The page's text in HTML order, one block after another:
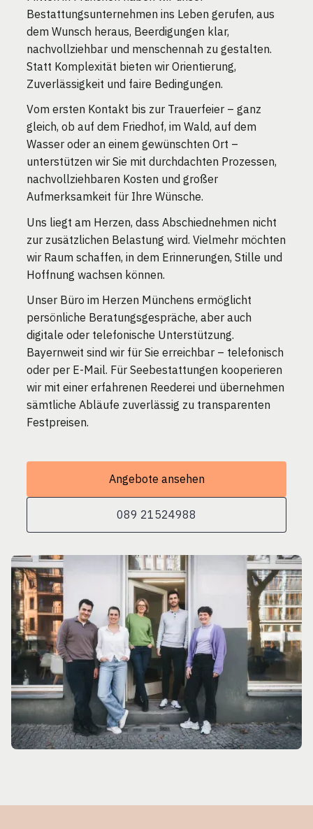
Bestattungsunternehmen ins Leben gerufen, aus
dem Wunsch heraus, Beerdigungen klar,
nachvollziehbar und menschennah zu gestalten.
Statt Komplexität bieten wir Orientierung,
Zuverlässigkeit und faire Bedingungen.
Vom ersten Kontakt bis zur Trauerfeier – ganz
gleich, ob auf dem Friedhof, im Wald, auf dem
Wasser oder an einem gewünschten Ort –
unterstützen wir Sie mit durchdachten Prozessen,
nachvollziehbaren Kosten und großer
Aufmerksamkeit für Ihre Wünsche.
Uns liegt am Herzen, dass Abschiednehmen nicht
zur zusätzlichen Belastung wird. Vielmehr möchten
wir Raum schaffen, in dem Erinnerungen, Stille und
Hoffnung wachsen können.
Unser Büro im Herzen Münchens ermöglicht
persönliche Beratungsgespräche, aber auch
digitale oder telefonische Unterstützung.
Bayernweit sind wir für Sie erreichbar – telefonisch
oder per E-Mail. Für Seebestattungen kooperieren
wir mit einer erfahrenen Reederei und übernehmen
sämtliche Abläufe zuverlässig zu transparenten
Festpreisen.
Angebote ansehen
089 21524988